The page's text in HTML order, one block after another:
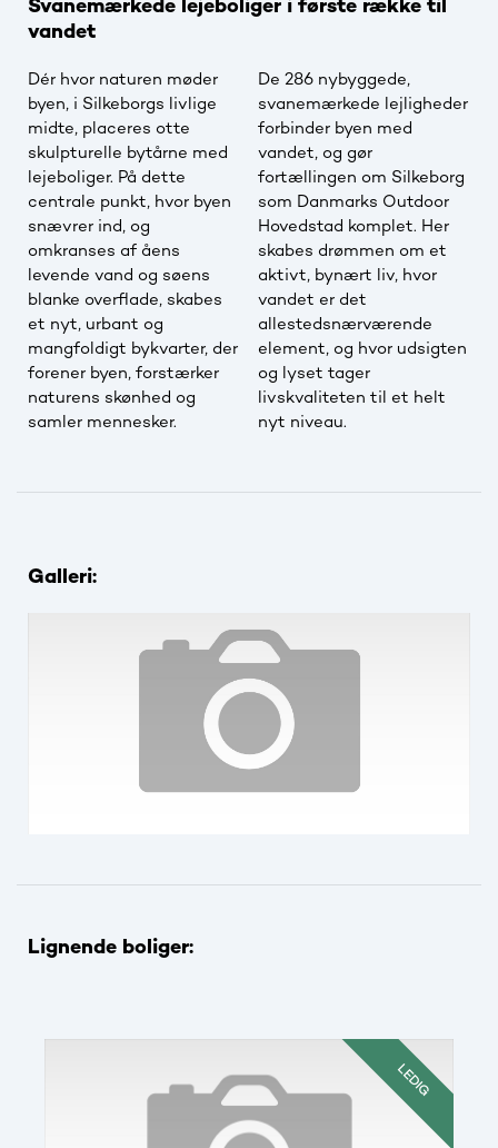
Svanemærkede lejeboliger i første række til
vandet
Dér hvor naturen møder
byen, i Silkeborgs livlige
midte, placeres otte
skulpturelle bytårne med
lejeboliger. På dette
centrale punkt, hvor byen
snævrer ind, og
omkranses af åens
levende vand og søens
blanke overflade, skabes
et nyt, urbant og
mangfoldigt bykvarter, der
forener byen, forstærker
naturens skønhed og
samler mennesker.
De 286 nybyggede,
svanemærkede lejligheder
forbinder byen med
vandet, og gør
fortællingen om Silkeborg
som Danmarks Outdoor
Hovedstad komplet. Her
skabes drømmen om et
aktivt, bynært liv, hvor
vandet er det
allestedsnærværende
element, og hvor udsigten
og lyset tager
livskvaliteten til et helt
nyt niveau.
Galleri:
Lignende boliger:
LEDIG